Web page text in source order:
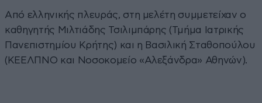
Από ελληνικής πλευράς, στη μελέτη συμμετείχαν ο
καθηγητής Μιλτιάδης Τσιλιμπάρης (Τμήμα Ιατρικής
Πανεπιστημίου Κρήτης) και η Βασιλική Σταθοπούλου
(ΚΕΕΛΠΝΟ και Νοσοκομείο «Αλεξάνδρα» Αθηνών).